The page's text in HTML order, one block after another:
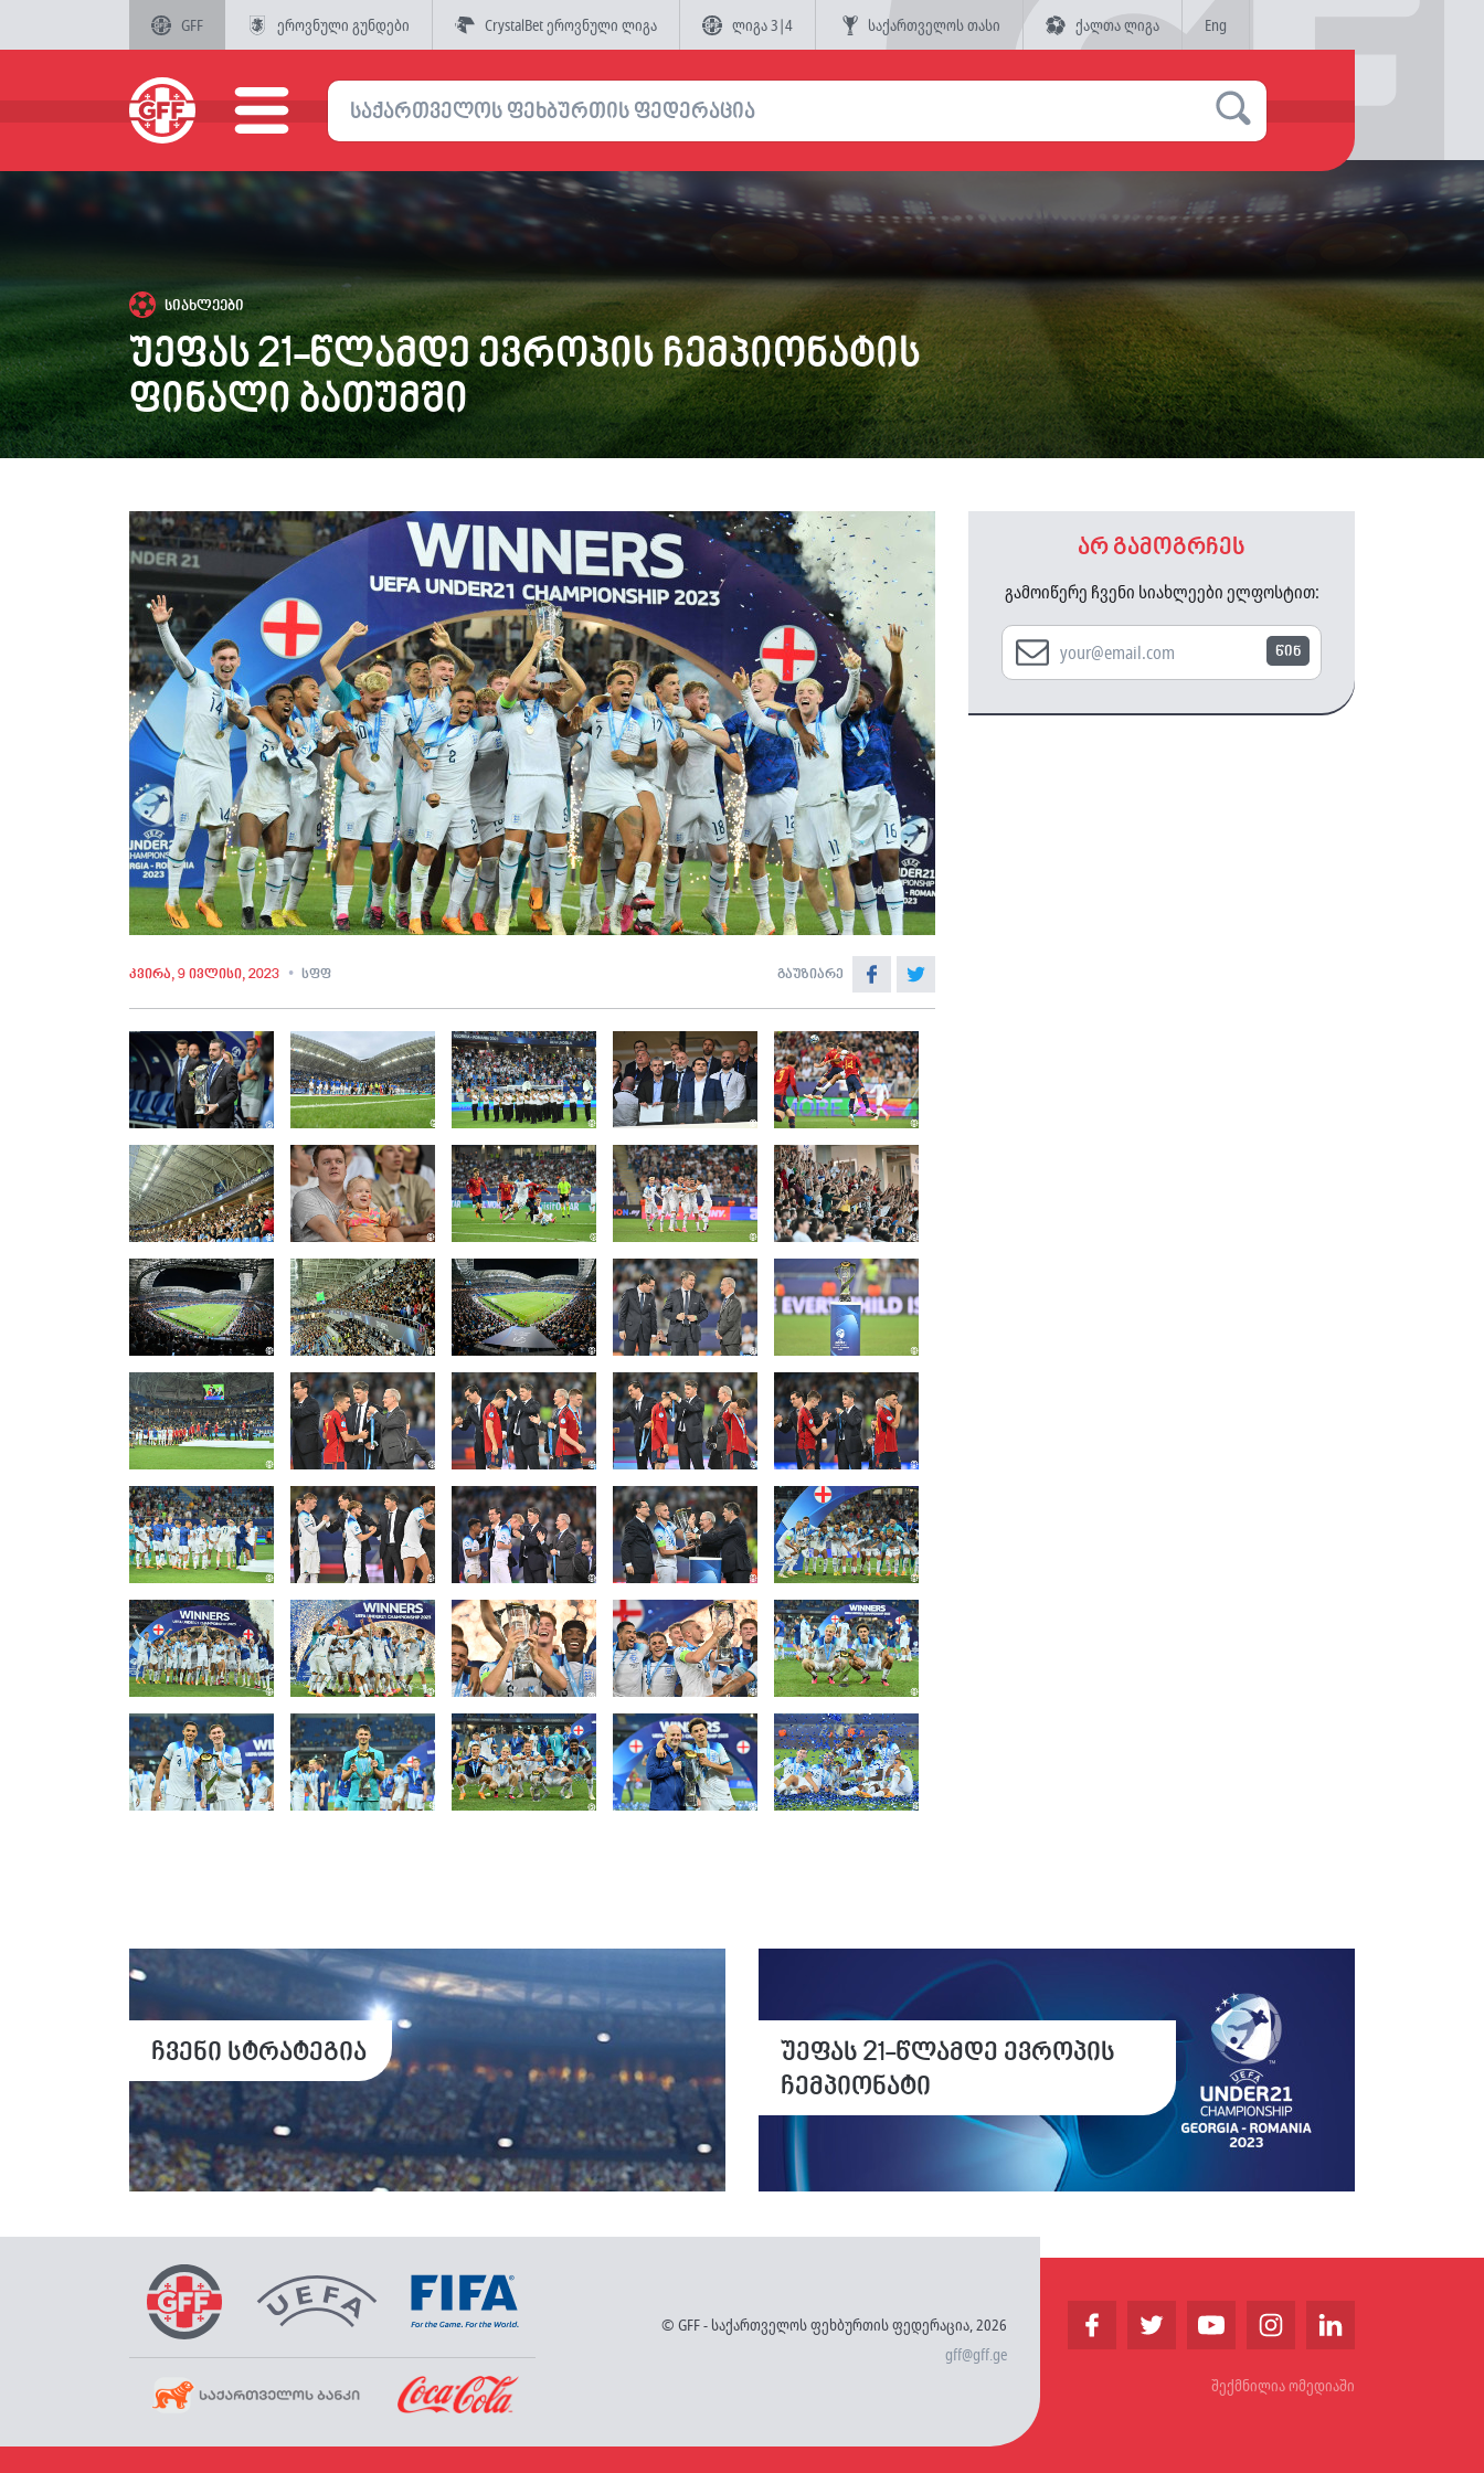
GFF ეროვნული გუნდები CrystalBet ეროვნული ლიგა ლიგა 3|4 საქართველოს თასი ქალთა ლიგა Eng
სიახლეები
უეფას 21-წლამდე ევროპის ჩემპიონატის
ფინალი ბათუმში
კვირა, 9 ივლისი, 2023 სფფ გაუზიარე
არ გამოგრჩეს
გამოიწერე ჩვენი სიახლეები ელფოსტით:
წინ
ჩვენი სტრატეგია
უეფას 21-წლამდე ევროპის
ჩემპიონატი
© GFF - საქართველოს ფეხბურთის ფედერაცია, 2026
gff@gff.ge
შექმნილია ომედიაში